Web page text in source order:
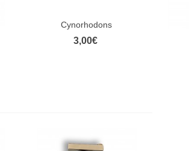
Aperçu rapide
Cynorhodons
3,00€